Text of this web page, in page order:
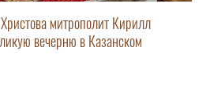
митрополит Кирилл
вечерню в Казанском